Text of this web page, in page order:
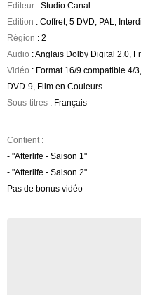
Editeur : Studio Canal
Edition : Coffret, 5 DVD, PAL,
Région : 2
Audio : Anglais Dolby Digital 2.0,
Vidéo : Format 16/9 compatible 4/
DVD-9, Film en Couleurs
Sous-titres : Français
Contient :
- "Afterlife - Saison 1"
- "Afterlife - Saison 2"
Pas de bonus vidéo